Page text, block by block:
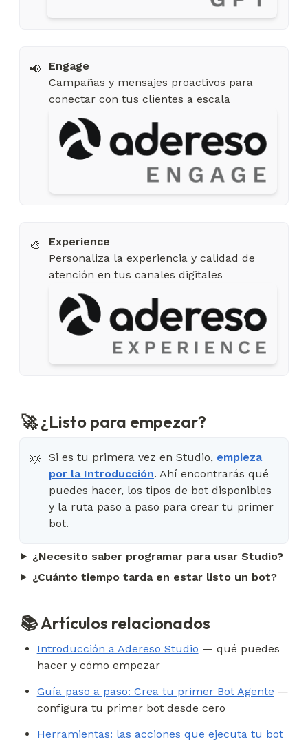
📢
Campañas y mensajes proactivos para
conectar con tus clientes a escala
🎨
Personaliza la experiencia y calidad de
atención en tus canales digitales
🚀 ¿Listo para empezar?
💡 Si es tu primera vez en Studio, empieza
por la Introducción. Ahí encontrarás qué
puedes hacer, los tipos de bot disponibles
y la ruta paso a paso para crear tu primer
bot.
¿Necesito saber programar para usar Studio?
¿Cuánto tiempo tarda en estar listo un bot?
📚 Artículos relacionados
Introducción a Adereso Studio — qué puedes
hacer y cómo empezar
Guía paso a paso: Crea tu primer Bot Agente —
configura tu primer bot desde cero
Herramientas: las acciones que ejecuta tu bot